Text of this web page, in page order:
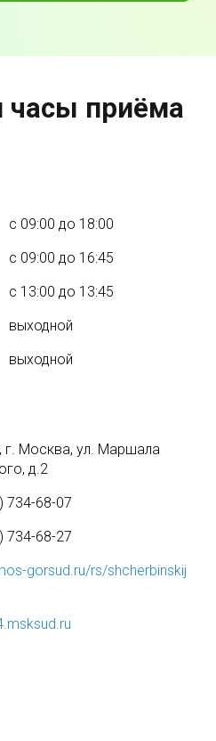
часы приёма
с 09:00 до 18:00
с 09:00 до 16:45
с 13:00 до 13:45
выходной
выходной
г. Москва, ул. Маршала
д.2
734-68-07
734-68-27
gorsud.ru/rs/shcherbinskij